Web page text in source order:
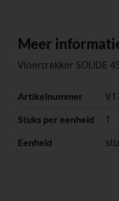
Meer
Vloertrekker SOLIDE
Artikelnummer
Stuks per eenheid 1
Eenheid